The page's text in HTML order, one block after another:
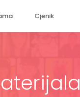
Cjenik